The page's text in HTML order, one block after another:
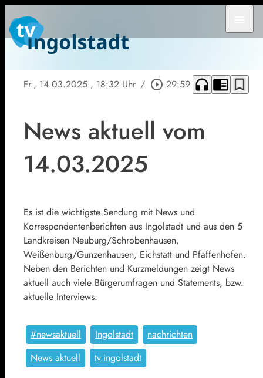
Fr., 14.03.2025 , 18:32 Uhr / play_circle_outline 29:59 headphones chrome_reader_mode bookmark_border
News aktuell vom
14.03.2025
Es ist die wichtigste Sendung mit News und
Korrespondentenberichten aus Ingolstadt und aus den 5
Landkreisen Neuburg/Schrobenhausen,
Weißenburg/Gunzenhausen, Eichstätt und Pfaffenhofen.
Neben den Berichten und Kurzmeldungen zeigt News
aktuell auch viele Bürgerumfragen und Statements, bzw.
aktuelle Interviews.
#newsaktuell Ingolstadt
nachrichten
News aktuell
tv.ingolstadt